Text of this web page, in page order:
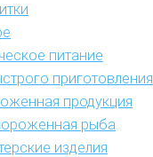
питание
приготовления
продукция
рыба
изделия